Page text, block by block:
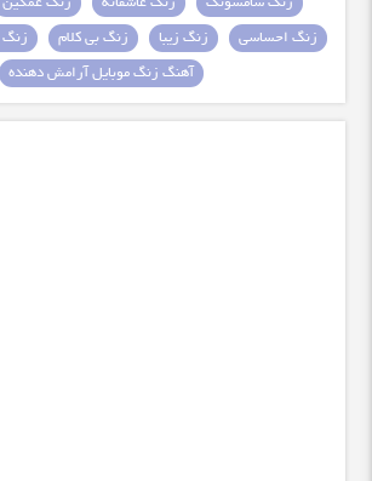
زنگ احساسی
زنگ زیبا زنگ بی کلام
زنگ
آهنگ زنگ موبایل آرامش دهنده